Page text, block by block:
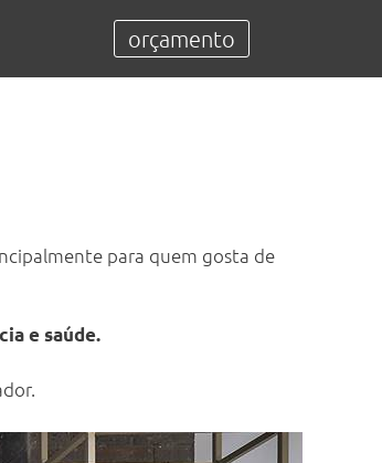
orçamento
para quem gosta de
e saúde.